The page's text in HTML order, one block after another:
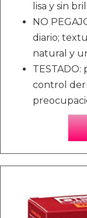
lisa y sin
NO
diario;
natural y
control